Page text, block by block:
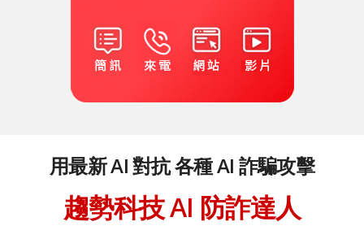
用最新 AI 對抗 各種 AI 詐騙攻擊
趨勢科技 AI 防詐達人